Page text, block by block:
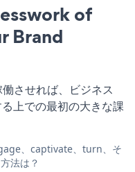
of
Brand
させれば、ビジネス
上での最初の大きな課
、captivate、turn、そ
法は？